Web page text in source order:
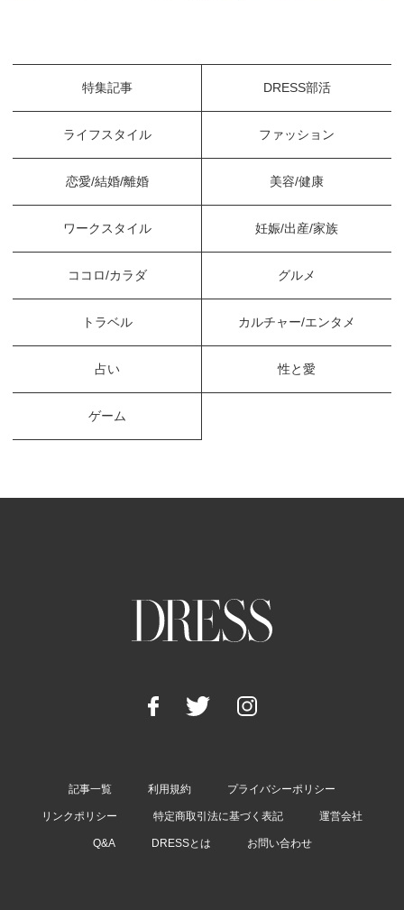
特集記事 DRESS部活
ライフスタイル ファッション
恋愛/結婚/離婚 美容/健康
ワークスタイル 妊娠/出産/家族
ココロ/カラダ グルメ
トラベル カルチャー/エンタメ
占い 性と愛
ゲーム
記事一覧 利用規約 プライバシーポリシー
リンクポリシー 特定商取引法に基づく表記 運営会社
Q&A DRESSとは お問い合わせ